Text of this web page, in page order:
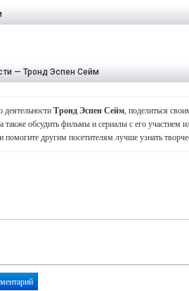
— Тронд Эспен Сейм
Тронд Эспен Сейм, поделиться
также обсудить фильмы и сериалы с его участием
помогите другим посетителям лучше узнать